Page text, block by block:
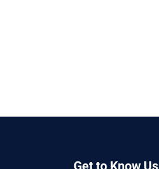
Get to Know Us